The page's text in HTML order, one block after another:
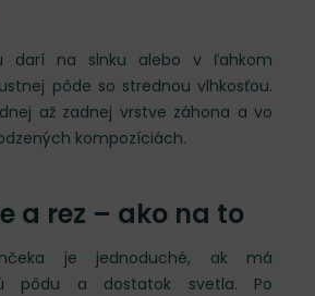
darí na slnku alebo v ľahkom
pôde so strednou vlhkosťou.
až zadnej vrstve záhona a vo
kompozíciách.
a rez – ako na to
je jednoduché, ak má
pôdu a dostatok svetla. Po